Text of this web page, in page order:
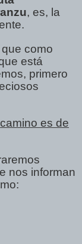
, es, la
que como
está
primero
camino es de
nos informan